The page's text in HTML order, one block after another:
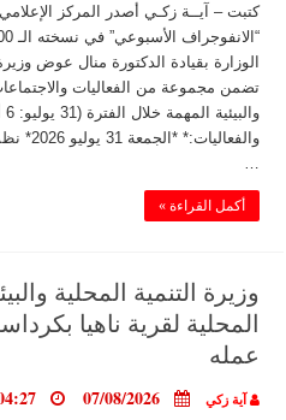
كتبت – آيــة زكـي أصدر المركز الإعلامي
الوزارة بقيادة الدكتورة منال عوض
تضمن مجموعة من الفعاليات
أكمل القراءة »
وزيرة التنمية المحلية
المحلية لقرية ناهيا
عمله
آية زكي 07/08/2026 04:27 مساءً